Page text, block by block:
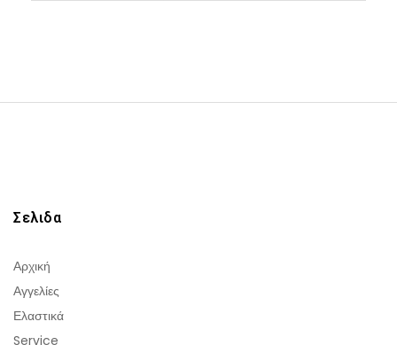
Σελιδα
Αρχική
Αγγελίες
Ελαστικά
Service